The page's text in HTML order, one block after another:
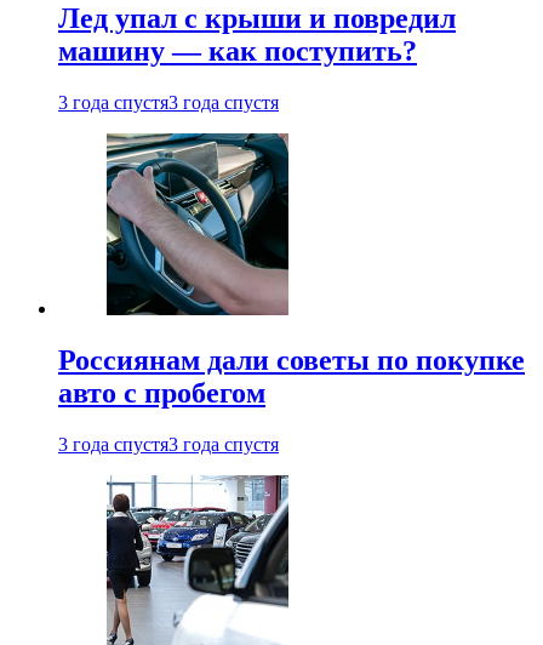
Лед упал с крыши и повредил
машину — как поступить?
3 года спустя3 года спустя
Россиянам дали советы по покупке
авто с пробегом
3 года спустя3 года спустя